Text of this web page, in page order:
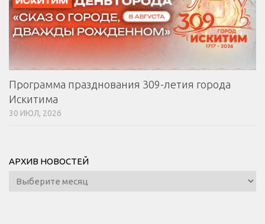
Программа празднования 309-летия города
Искитима
30 ИЮЛ, 2026
АРХИВ НОВОСТЕЙ
Архив
новостей